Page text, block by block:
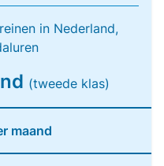
in Nederland,
(tweede klas)
maand